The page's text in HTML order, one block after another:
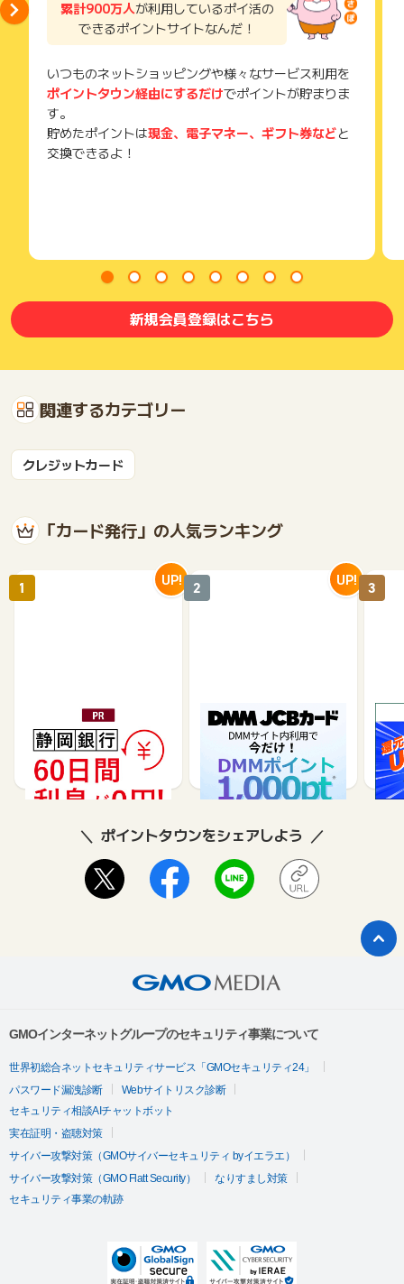
累計900万人が利用しているポイ活の
できるポイントサイトなんだ！
いつものネットショッピングや様々なサービス利用を
ポイントタウン経由にするだけでポイントが貯まりま
す。
貯めたポイントは現金、電子マネー、ギフト券などと
交換できるよ！
新規会員登録はこちら
関連するカテゴリー
クレジットカード
「カード発行」の人気ランキング
静岡銀行カードローンSE
LECA（セレカ）
26,250 35,000
1 UP!
DMM JCBカード（発
3,000 5,500
2 UP!
※合
※【
シ
3
ポイントタウンをシェアしよう
GMOインターネットグループのセキュリティ事業について
世界初総合ネットセキュリティサービス「GMOセキュリティ24」
パスワード漏洩診断
Webサイトリスク診断
セキュリティ相談AIチャットボット
実在証明・盗聴対策
サイバー攻撃対策（GMOサイバーセキュリティ byイエラエ）
サイバー攻撃対策（GMO Flatt Security）
なりすまし対策
セキュリティ事業の軌跡